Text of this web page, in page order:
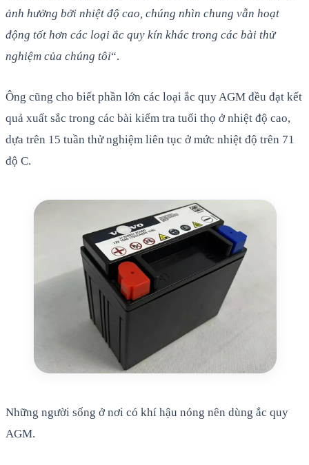
ảnh hưởng bởi nhiệt độ cao, chúng nhìn chung vẫn hoạt
động tốt hơn các loại ắc quy kín khác trong các bài thử
nghiệm của chúng tôi“.
Ông cũng cho biết phần lớn các loại ắc quy AGM đều đạt kết
quả xuất sắc trong các bài kiểm tra tuổi thọ ở nhiệt độ cao,
dựa trên 15 tuần thử nghiệm liên tục ở mức nhiệt độ trên 71
độ C.
Những người sống ở nơi có khí hậu nóng nên dùng ắc quy
AGM.